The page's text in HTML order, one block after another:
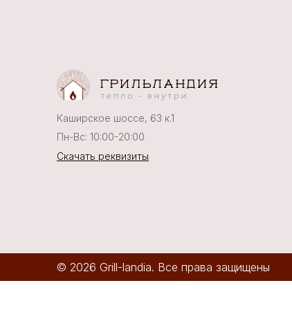
Каширское шоссе, 63 к.1
Пн-Вс: 10:00-20:00
Скачать реквизиты
© 2026 Grill-landia. Все права защищены